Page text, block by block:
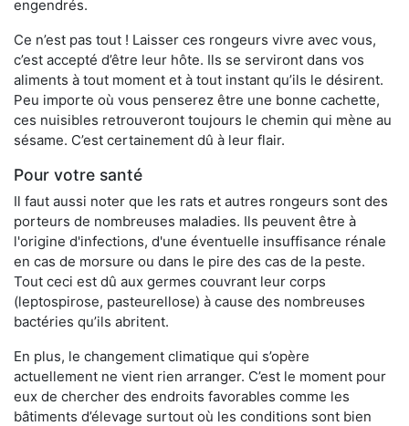
engendrés.
Ce n’est pas tout ! Laisser ces rongeurs vivre avec vous,
c’est accepté d’être leur hôte. Ils se serviront dans vos
aliments à tout moment et à tout instant qu’ils le désirent.
Peu importe où vous penserez être une bonne cachette,
ces nuisibles retrouveront toujours le chemin qui mène au
sésame. C’est certainement dû à leur flair.
Pour votre santé
Il faut aussi noter que les rats et autres rongeurs sont des
porteurs de nombreuses maladies. Ils peuvent être à
l'origine d'infections, d'une éventuelle insuffisance rénale
en cas de morsure ou dans le pire des cas de la peste.
Tout ceci est dû aux germes couvrant leur corps
(leptospirose, pasteurellose) à cause des nombreuses
bactéries qu’ils abritent.
En plus, le changement climatique qui s’opère
actuellement ne vient rien arranger. C’est le moment pour
eux de chercher des endroits favorables comme les
bâtiments d’élevage surtout où les conditions sont bien